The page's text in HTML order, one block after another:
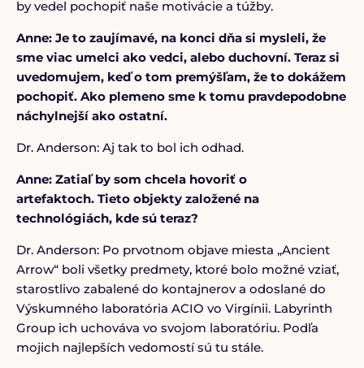
by vedel pochopiť naše motivácie a túžby.
Anne: Je to zaujímavé, na konci dňa si mysleli, že
sme viac umelci ako vedci, alebo duchovní. Teraz si
uvedomujem, keď o tom premýšľam, že to dokážem
pochopiť. Ako plemeno sme k tomu pravdepodobne
náchylnejší ako ostatní.
Dr. Anderson: Aj tak to bol ich odhad.
Anne: Zatiaľ by som chcela hovoriť o
artefaktoch. Tieto objekty založené na
technológiách, kde sú teraz?
Dr. Anderson: Po prvotnom objave miesta „Ancient
Arrow“ boli všetky predmety, ktoré bolo možné vziať,
starostlivo zabalené do kontajnerov a odoslané do
Výskumného laboratória ACIO vo Virgínii. Labyrinth
Group ich uchováva vo svojom laboratóriu. Podľa
mojich najlepších vedomostí sú tu stále.